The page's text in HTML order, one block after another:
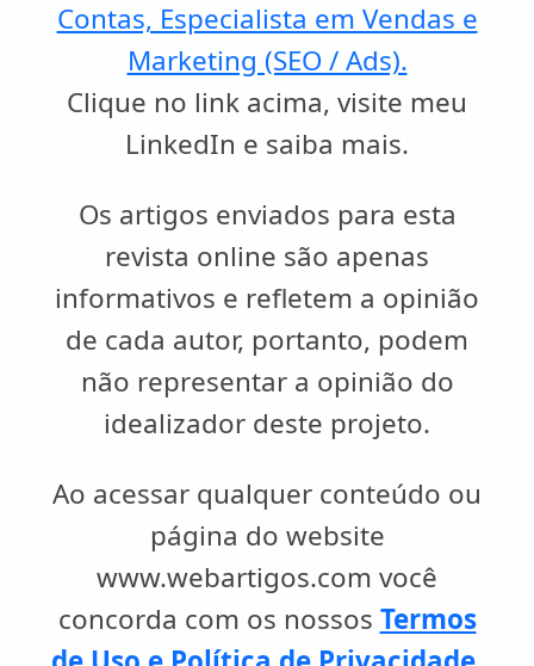
Contas, Especialista em Vendas e
Marketing (SEO / Ads).
Clique no link acima, visite meu
LinkedIn e saiba mais.
Os artigos enviados para esta
revista online são apenas
informativos e refletem a opinião
de cada autor, portanto, podem
não representar a opinião do
idealizador deste projeto.
Ao acessar qualquer conteúdo ou
página do website
www.webartigos.com você
concorda com os nossos Termos